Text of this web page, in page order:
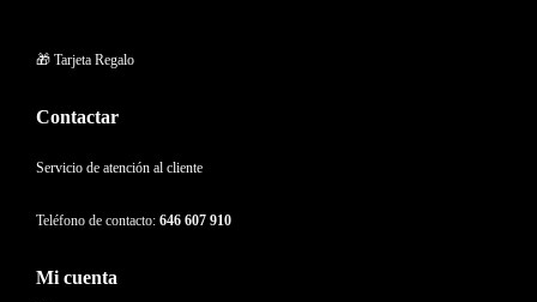
🎁 Tarjeta Regalo
Contactar
Servicio de atención al cliente
Teléfono de contacto: 646 607 910
Mi cuenta